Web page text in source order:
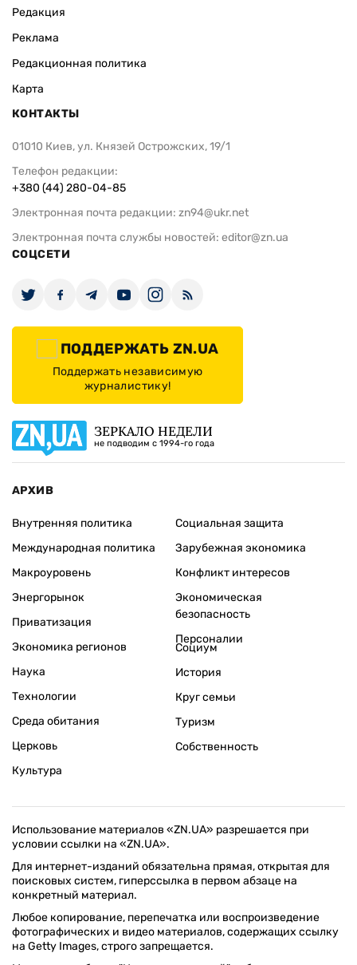
Редакция
Реклама
Редакционная политика
Карта
КОНТАКТЫ
01010 Киев, ул. Князей Острожских, 19/1
Телефон редакции:
+380 (44) 280-04-85
Электронная почта редакции: zn94@ukr.net
Электронная почта службы новостей: editor@zn.ua
СОЦСЕТИ
ПОДДЕРЖАТЬ ZN.UA
Поддержать независимую
журналистику!
ЗЕРКАЛО НЕДЕЛИ
не подводим с 1994-го года
АРХИВ
Внутренняя политика
Международная политика
Макроуровень
Энергорынок
Приватизация
Экономика регионов
Социальная защита
Зарубежная экономика
Конфликт интересов
Экономическая
безопасность
Персоналии
Наука
Технологии
Среда обитания
Церковь
Культура
Социум
История
Круг семьи
Туризм
Собственность
Использование материалов «ZN.UA» разрешается при
условии ссылки на «ZN.UA».
Для интернет-изданий обязательна прямая, открытая для
поисковых систем, гиперссылка в первом абзаце на
конкретный материал.
Любое копирование, перепечатка или воспроизведение
фотографических и видео материалов, содержащих ссылку
на Getty Images, строго запрещается.